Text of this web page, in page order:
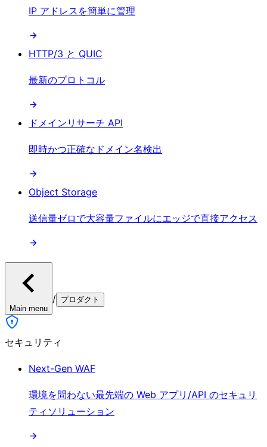
IP アドレスを簡単に管理
HTTP/3 と QUIC
最新のプロトコル
ドメインリサーチ API
即時かつ正確なドメイン名検出
Object Storage
送信量ゼロで大容量ファイルにエッジで直接アクセス
Main menu
/ プロダクト
セキュリティ
Next-Gen WAF
環境を問わない最先端の Web アプリ/API のセキュリ
ティソリューション